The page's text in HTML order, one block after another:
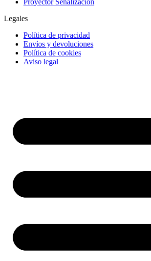
Proyector Señalización
Legales
Política de privacidad
Envíos y devoluciones
Política de cookies
Aviso legal